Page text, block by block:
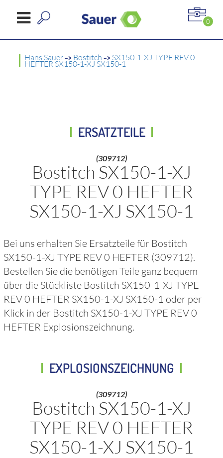
0
Hans Sauer-> Bostitch -> SX150-1-XJ TYPE REV 0
HEFTER SX150-1-XJ SX150-1
ERSATZTEILE
(309712)
Bostitch SX150-1-XJ
TYPE REV 0 HEFTER
SX150-1-XJ SX150-1
Bei uns erhalten Sie Ersatzteile für Bostitch
SX150-1-XJ TYPE REV 0 HEFTER (309712).
Bestellen Sie die benötigen Teile ganz bequem
über die Stückliste Bostitch SX150-1-XJ TYPE
REV 0 HEFTER SX150-1-XJ SX150-1 oder per
Klick in der Bostitch SX150-1-XJ TYPE REV 0
HEFTER Explosionszeichnung.
EXPLOSIONSZEICHNUNG
(309712)
Bostitch SX150-1-XJ
TYPE REV 0 HEFTER
SX150-1-XJ SX150-1